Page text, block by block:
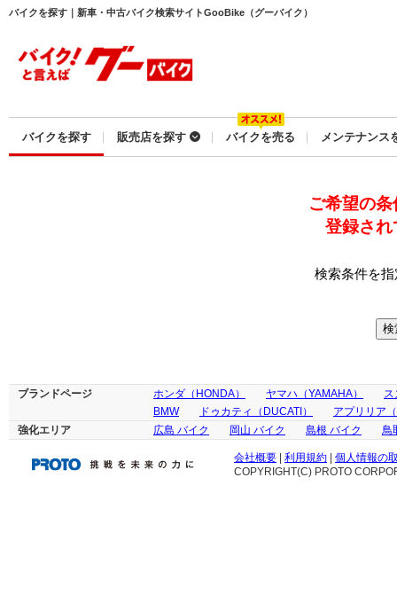
バイクを探す｜新車・中古バイク検索サイトGooBike（グーバイク）
バイクを探す 販売店を探す バイクを売る メンテナンス
ご希望の
登録され
検索条件を
ブランドページ ホンダ（HONDA） ヤマハ（YAMAHA）
ス
BMW
ドゥカティ（DUCATI）
アプリリア
強化エリア
広島 バイク 岡山 バイク 島根 バイク 鳥
会社概要 利用規約
個人情報の
COPYRIGHT(C) PROTO